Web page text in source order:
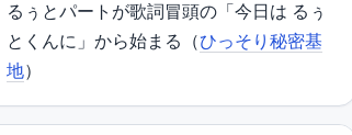
るぅとパートが歌詞冒頭の「今日は るぅ
とくんに」から始まる（ひっそり秘密基
地）